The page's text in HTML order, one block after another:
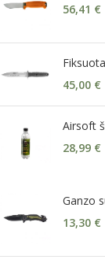
56,41 €
45,00 €
Airsoft
28,99 €
Ganzo
13,30 €